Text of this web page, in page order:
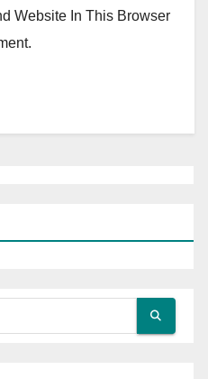
Website In This Browser